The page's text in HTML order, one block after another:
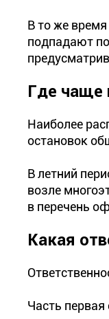
В то же
подпадают
Где чаще
Наиболее
остановок
В летний
возле
в перечень
Какая
Часть первая